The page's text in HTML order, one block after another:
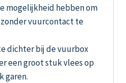
mogelijkheid hebben om
vuurcontact te
dichter bij de vuurbox
een groot stuk vlees op
garen.